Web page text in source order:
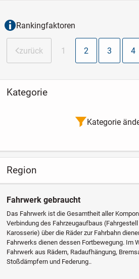
Rankingfaktoren
zurück 1 2 3 4
Kategorie
Kategorie
Region
Fahrwerk gebraucht
Das Fahrwerk ist die Gesamtheit aller
Verbindung des Fahrzeugaufbaus
Karosserie) über die Räder zur Fahrbahn
Fahrwerks dienen dessen Fortbewegung. Im
Fahrwerk aus Rädern, Radaufhängung,
Stoßdämpfern und Federung..